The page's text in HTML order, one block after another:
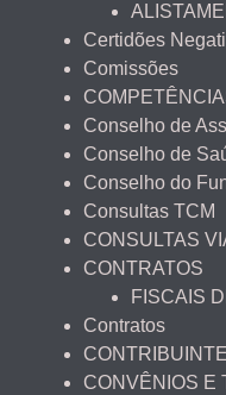
Certidões
Comissões
Conselho de
Conselho de
Conselho do
Consultas TCM
CONSULTAS
CONTRATOS
FISCAIS
Contratos
CONTRIBUINTE
CONVÊNIOS E